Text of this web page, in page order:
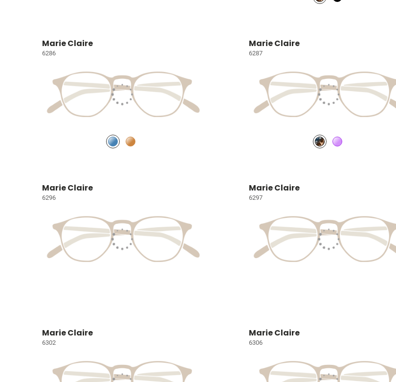
Marie Claire
6286
Marie Claire
6287
Marie Claire
6296
Marie Claire
6297
Marie Claire
6302
Marie Claire
6306